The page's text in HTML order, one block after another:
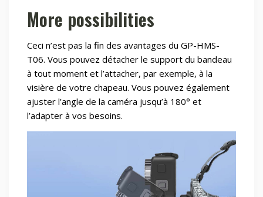
More possibilities
Ceci n’est pas la fin des avantages du GP-HMS-
T06. Vous pouvez détacher le support du bandeau
à tout moment et l’attacher, par exemple, à la
visière de votre chapeau. Vous pouvez également
ajuster l’angle de la caméra jusqu’à 180° et
l’adapter à vos besoins.